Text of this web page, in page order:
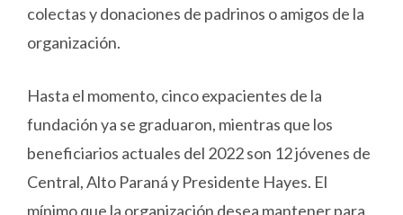
colectas y donaciones de padrinos o amigos de la
organización.
Hasta el momento, cinco expacientes de la
fundación ya se graduaron, mientras que los
beneficiarios actuales del 2022 son 12 jóvenes de
Central, Alto Paraná y Presidente Hayes. El
mínimo que la organización desea mantener para